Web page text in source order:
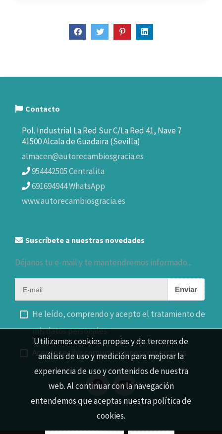
Contacto
Pol. Industrial La Red Sur C/La Red 41, Nave 7
41500 Alcala de Guadaira (Sevilla)
almacen@autorecambiosgracia.es
954442505 Centralita
691694944 WhatsApp
www.autorecambiosgracia.es
Suscríbete a nuestras novedades
Déjanos tu e-mail y te mantendremos informado...
Enviar
He leído, comprendo y acepto el tratamiento de
mis datos personales.
Acepto recibir comunicaciones comerciales.
Utilizamos cookies propias y de terceros de
análisis de uso y medición para mejorar la
experiencia de uso y contenidos de nuestra
web. Al continuar con la navegación
entendemos que aceptas nuestra política de
cookies.